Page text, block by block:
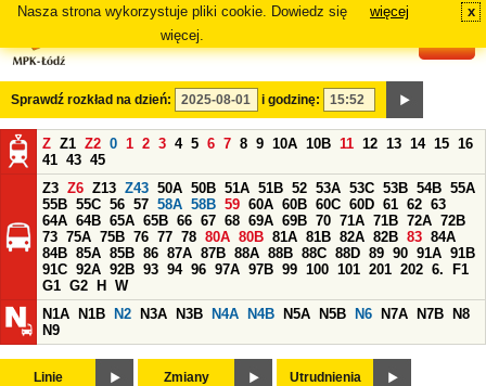
Nasza strona wykorzystuje pliki cookie. Dowiedz się
więcej.
więcej x
Sprawdź rozkład na dzień: i godzinę:
Z Z1 Z2 0 1 2 3 4 5 6 7 8 9 10A 10B 11 12 13 14 15 16
41 43 45
Z3 Z6 Z13 Z43 50A 50B 51A 51B 52 53A 53C 53B 54B 55A
55B 55C 56 57 58A 58B 59 60A 60B 60C 60D 61 62 63
64A 64B 65A 65B 66 67 68 69A 69B 70 71A 71B 72A 72B
73 75A 75B 76 77 78 80A 80B 81A 81B 82A 82B 83 84A
84B 85A 85B 86 87A 87B 88A 88B 88C 88D 89 90 91A 91B
91C 92A 92B 93 94 96 97A 97B 99 100 101 201 202 6.
F1
G1 G2 H
W
N1A
N1B N2 N3A N3B N4A N4B N5A N5B N6 N7A N7B
N8
N9
Linie Zmiany Utrudnienia